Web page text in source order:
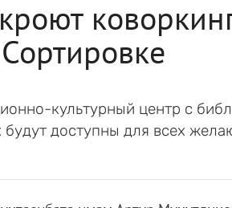
культурный центр с
доступны для всех